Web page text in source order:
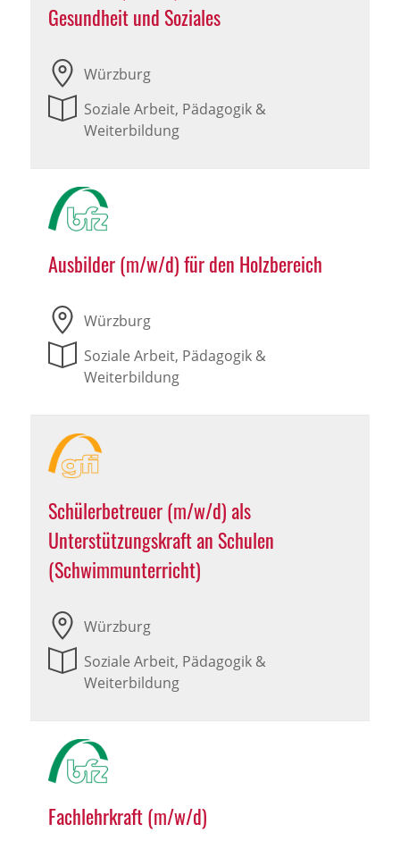
Gesundheit und Soziales
Würzburg
Soziale Arbeit, Pädagogik &
Weiterbildung
Ausbilder (m/w/d) für den Holzbereich
Würzburg
Soziale Arbeit, Pädagogik &
Weiterbildung
Schülerbetreuer (m/w/d) als
Unterstützungskraft an Schulen
(Schwimmunterricht)
Würzburg
Soziale Arbeit, Pädagogik &
Weiterbildung
Fachlehrkraft (m/w/d)